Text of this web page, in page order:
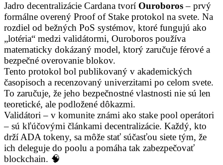
Jadro decentralizácie Cardana tvorí Ouroboros– prvý
formálne overený Proof of Stake protokol na svete. Na
rozdiel od bežných PoS systémov, ktoré fungujú ako
„lotéria“ medzi validátormi, Ouroboros používa
matematicky dokázaný model, ktorý zaručuje férové a
bezpečné overovanie blokov.
Tento protokol bol publikovaný v akademických
časopisoch a recenzovaný univerzitami po celom svete.
To zaručuje, že jeho bezpečnostné vlastnosti nie sú len
teoretické, ale podložené dôkazmi.
Validátori – v komunite známi ako stake pool operátori
– sú kľúčovými článkami decentralizácie. Každý, kto
drží ADA tokeny, sa môže stať súčasťou siete tým, že
ich deleguje do poolu a pomáha tak zabezpečovať
blockchain. 🧠